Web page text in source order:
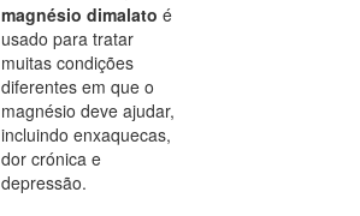
magnésio dimalato é
usado para tratar
muitas condições
diferentes em que o
magnésio deve ajudar,
incluindo enxaquecas,
dor crónica e
depressão.